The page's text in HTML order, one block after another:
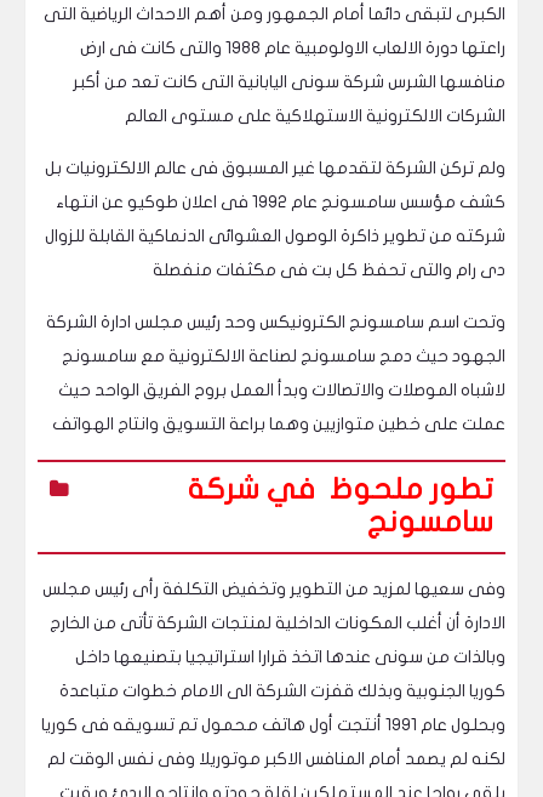
الكبرى لتبقى دائما أمام الجمهور ومن أهم الاحداث الرياضية التى
راعتها دورة الالعاب الاولومبية عام 1988 والتى كانت فى ارض
منافسها الشرس شركة سونى اليابانية التى كانت تعد من أكبر
الشركات الالكترونية الاستهلاكية على مستوى العالم
ولم تركن الشركة لتقدمها غير المسبوق فى عالم الالكترونيات بل
كشف مؤسس سامسونج عام 1992 فى اعلان طوكيو عن انتهاء
شركته من تطوير ذاكرة الوصول العشوائى الدنماكية القابلة للزوال
دى رام والتى تحفظ كل بت فى مكثفات منفصلة
وتحت اسم سامسونج الكترونيكس وحد رئيس مجلس ادارة الشركة
الجهود حيث دمج سامسونج لصناعة الالكترونية مع سامسونج
لاشباه الموصلات والاتصالات وبدأ العمل بروح الفريق الواحد حيث
عملت على خطين متوازيين وهما براعة التسويق وانتاج الهواتف
تطور ملحوظ في شركة
سامسونج
وفى سعيها لمزيد من التطوير وتخفيض التكلفة رأى رئيس مجلس
الادارة أن أغلب المكونات الداخلية لمنتجات الشركة تأتى من الخارج
وبالذات من سونى عندها اتخذ قرارا استراتيجيا بتصنيعها داخل
كوريا الجنوبية وبذلك قفزت الشركة الى الامام خطوات متباعدة
وبحلول عام 1991 أنتجت أول هاتف محمول تم تسويقه فى كوريا
لكنه لم يصمد أمام المنافس الاكبر موتوريلا وفى نفس الوقت لم
يلقى رواجا عند المستهلكين لقلة جودته وانتاجه الردئ وبقيت